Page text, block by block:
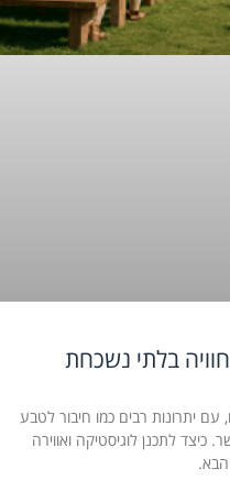
בלתי נשכחת
יתרונות רבים כמו חיבור לטבע
כיצד לתכנן לוגיסטיקה ואווירה
הבא.